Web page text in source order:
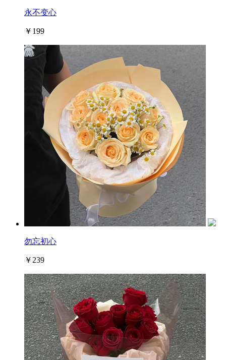
永不变心
￥199
勿忘初心
￥239